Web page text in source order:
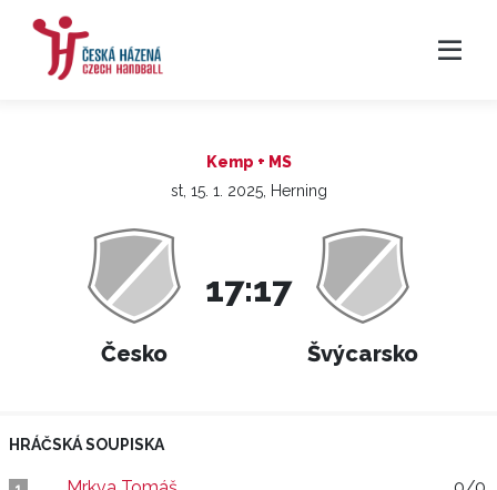
Kemp + MS
st, 15. 1. 2025, Herning
Česko
17:17
Švýcarsko
HRÁČSKÁ SOUPISKA